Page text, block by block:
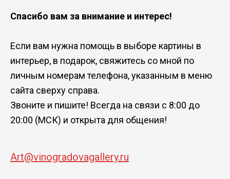
Спасибо вам за внимание и интерес!
Если вам нужна помощь в выборе картины в
интерьер, в подарок, свяжитесь со мной по
личным номерам телефона, указанным в меню
сайта сверху справа.
Звоните и пишите! Всегда на связи с 8:00 до
20:00 (МСК) и открыта для общения!
Art@vinogradovagallery.ru